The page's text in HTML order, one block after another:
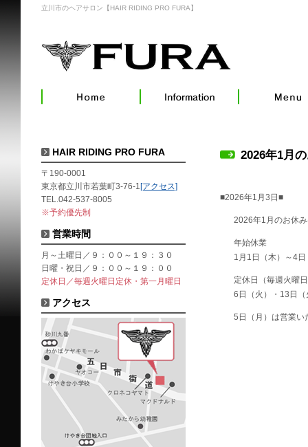
立川市のヘアサロン【HAIR RIDING PRO FURA】
2026年1月
■2026年1月3日■
2026年1月のお休
年始休業
1月1日（木）～4日
定休日（毎週火曜
6日（火）・13日
5日（月）は営業い
HAIR RIDING PRO FURA
〒190-0001
東京都立川市若葉町3-76-1 [アクセス]
TEL.042-537-8005
※予約優先制
営業時間
月～土曜日／９：００～１９：３０
日曜・祝日／９：００～１９：００
定休日／毎週火曜日定休・第一月曜日
アクセス